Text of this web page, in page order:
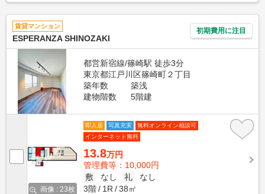
賃貸マンション
ESPERANZA SHINOZAKI
初期費用に注目
都営新宿線/篠崎駅 徒歩3分
東京都江戸川区篠崎町２丁目
築年数
築浅
建物階数
5階建
画像 : 23枚
即入居 写真充実
無料オンライン相談可
インターネット無料
13.8万円
管理費等：10,000円
敷
なし 礼
なし
3階
1R 38㎡